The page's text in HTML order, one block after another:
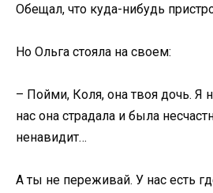
Обещал, что куда-нибудь
Но Ольга стояла на своем:
– Пойми, Коля, она твоя дочь. Я
нас она страдала и была
ненавидит…
А ты не переживай. У нас есть